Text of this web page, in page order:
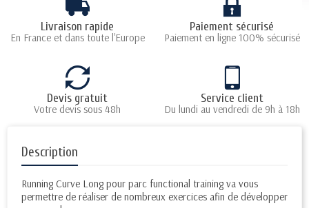
Livraison rapide
En France et dans toute l'Europe
Paiement sécurisé
Paiement en ligne 100% sécurisé
Devis gratuit
Votre devis sous 48h
Service client
Du lundi au vendredi de 9h à 18h
Description
Running Curve Long pour parc functional training va vous
permettre de réaliser de nombreux exercices afin de développer